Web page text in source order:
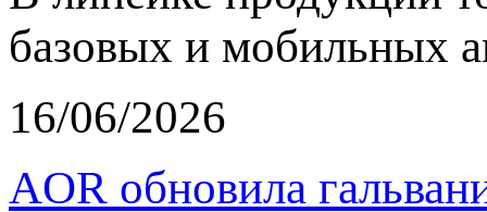
базовых и мобильных
16/06/2026
AOR обновила